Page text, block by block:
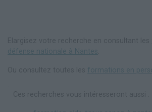
défense nationale à Nantes
formations en